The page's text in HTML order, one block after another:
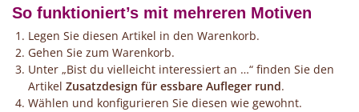
So funktioniert’s mit mehreren Motiven
Legen Sie diesen Artikel in den Warenkorb.
Gehen Sie zum Warenkorb.
Unter „Bist du vielleicht interessiert an …“ finden Sie den
Artikel Zusatzdesign für essbare Aufleger rund.
Wählen und konfigurieren Sie diesen wie gewohnt.